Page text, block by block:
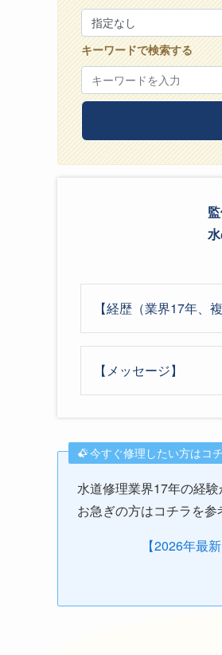
キーワードで検索する
【経歴（業界17年、
【メッセージ】
今すぐ修理したい方はコ
水道修理業界17年の経
お急ぎの方はコチラを参
【2026年最